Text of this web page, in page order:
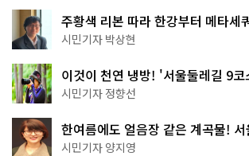
주황색 리본 따라 한강부터 메타
서울둘레길 15코스
시민기자 박상현
이것이 천연 냉방! '서울둘레길 9
나볼까
시민기자 정향선
한여름에도 얼음장 같은 계곡물!
천국이네~
시민기자 양지영